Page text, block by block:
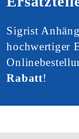
Sigrist
hochwertiger
Rabatt!